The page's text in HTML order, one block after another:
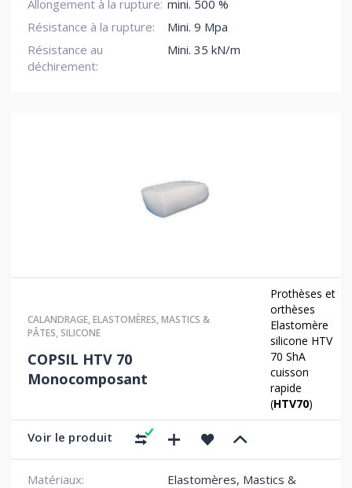
Allongement à la rupture: mini. 500 %
Résistance à la rupture:
Mini. 9 Mpa
Résistance au
déchirement:
Mini. 35 kN/m
CALANDRAGE,ELASTOMÈRES,MASTICS &
PÂTES,SILICONE
COPSIL HTV 70
Monocomposant
Prothèses et
orthèses
Elastomère
silicone HTV
70 ShA
cuisson
rapide
(HTV70)
Voir le produit
Matériaux: Elastomères, Mastics &